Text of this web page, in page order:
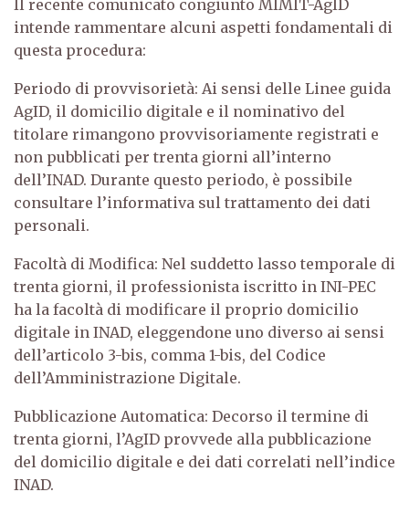
Il recente comunicato congiunto MIMIT-AgID
intende rammentare alcuni aspetti fondamentali di
questa procedura:
Periodo di provvisorietà: Ai sensi delle Linee guida
AgID, il domicilio digitale e il nominativo del
titolare rimangono provvisoriamente registrati e
non pubblicati per trenta giorni all’interno
dell’INAD. Durante questo periodo, è possibile
consultare l’informativa sul trattamento dei dati
personali.
Facoltà di Modifica: Nel suddetto lasso temporale di
trenta giorni, il professionista iscritto in INI-PEC
ha la facoltà di modificare il proprio domicilio
digitale in INAD, eleggendone uno diverso ai sensi
dell’articolo 3-bis, comma 1-bis, del Codice
dell’Amministrazione Digitale.
Pubblicazione Automatica: Decorso il termine di
trenta giorni, l’AgID provvede alla pubblicazione
del domicilio digitale e dei dati correlati nell’indice
INAD.